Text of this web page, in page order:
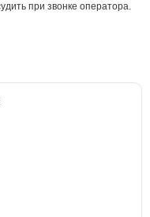
при звонке оператора.